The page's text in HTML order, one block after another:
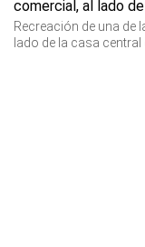
Recreación de una de
lado de la casa central